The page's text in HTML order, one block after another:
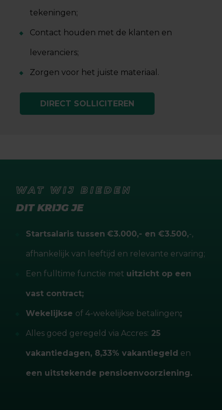
tekeningen;
Contact houden met de klanten en
leveranciers;
Zorgen voor het juiste materiaal.
DIRECT SOLLICITEREN
WAT WIJ BIEDEN
DIT KRIJG JE
Startsalaris tussen €3.000,- en €3.500,-,
afhankelijk van leeftijd en relevante ervaring;
Een fulltime functie met uitzicht op een
vast contract;
Wekelijkse of 4-wekelijkse betalingen;
Alles goed geregeld via Accres: 25
vakantiedagen, 8,33% vakantiegeld en
een uitstekende pensioenvoorziening.